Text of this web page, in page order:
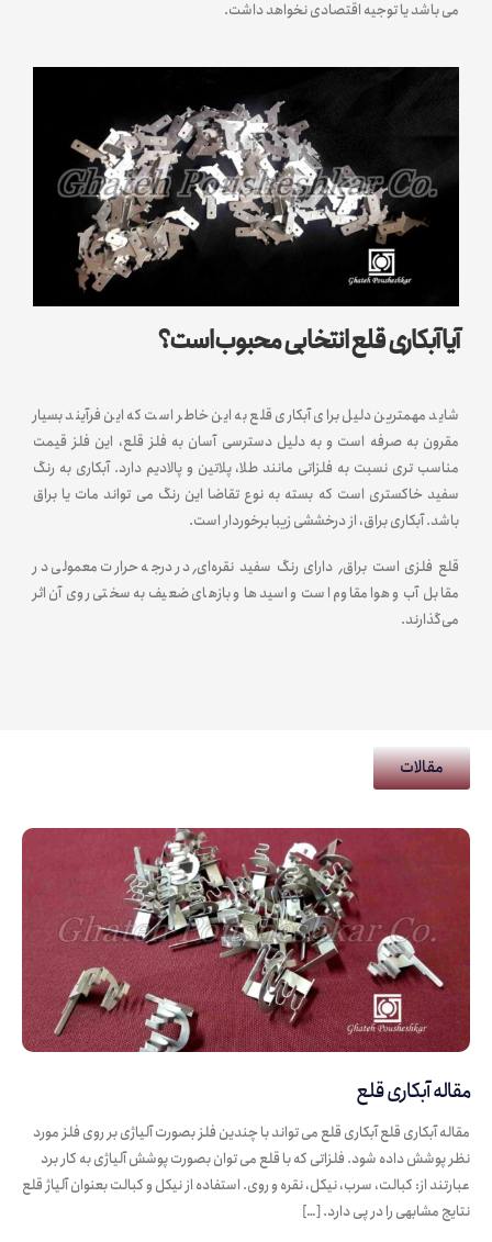
می باشد یا توجیه اقتصادی نخواهد داشت.
آیا آبکاری قلع انتخابی محبوب است؟
شاید مهمترین دلیل برای آبکاری قلع به این خاطر است که این فرآیند بسیار
مقرون به صرفه است و به دلیل دسترسی آسان به فلز قلع، این فلز قیمت
مناسب تری نسبت به فلزاتی مانند طلا، پلاتین و پالادیم دارد. آبکاری به رنگ
سفید خاکستری است که بسته به نوع تقاضا این رنگ می تواند مات یا براق
باشد. آبکاری براق، از درخششی زیبا برخوردار است.
قلع فلزی است براق٬ دارای رنگ سفید نقره‌ای٬ در درجه حرارت معمولی در
مقابل آب و هوا مقاوم است و اسیدها و بازهای ضعیف به سختی روی آن اثر
می‌گذارند.
مقالات
مقاله آبکاری قلع
مقاله آبکاری قلع آبکاری قلع می تواند با چندین فلز بصورت آلیاژی بر روی فلز مورد
نظر پوشش داده شود. فلزاتی که با قلع می توان بصورت پوشش آلیاژی به کار برد
عبارتند از: کبالت، سرب، نیکل، نقره و روی. استفاده از نیکل و کبالت بعنوان آلیاژ قلع
نتایج مشابهی را در پی دارد. […]